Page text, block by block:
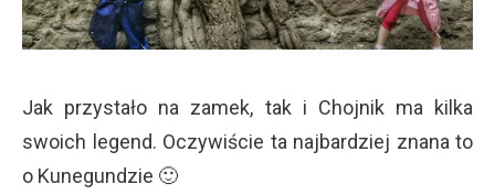
Jak przystało na zamek, tak i Chojnik ma kilka
swoich legend. Oczywiście ta najbardziej znana to
o Kunegundzie 🙂